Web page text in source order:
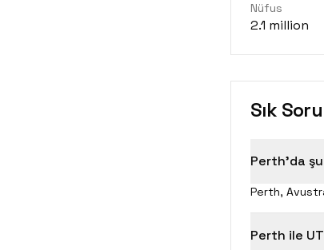
Nüfus
2.1 million
Sık
Perth'da
Perth,
Perth ile